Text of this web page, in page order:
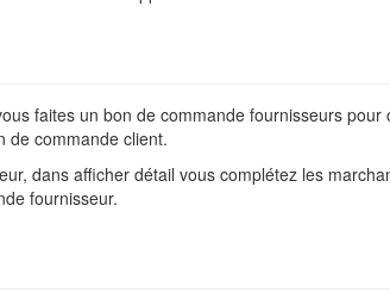
faites un bon de commande fournisseurs
de commande client.
dans afficher détail vous complétez les
fournisseur.